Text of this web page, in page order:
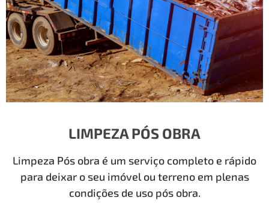
LIMPEZA PÓS OBRA
Limpeza Pós obra é um serviço completo e rápido
para deixar o seu imóvel ou terreno em plenas
condições de uso pós obra.